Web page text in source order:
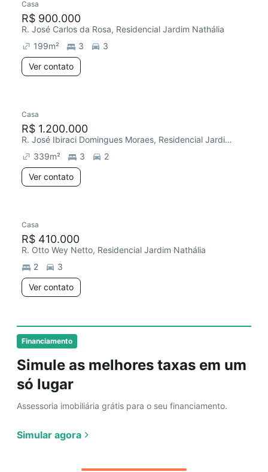
Financiamento
Simule as melhores taxas em um
só lugar
Assessoria imobiliária grátis para o seu financiamento.
Simular agora
Casa
R$ 900.000
R. José Carlos da Rosa, Residencial Jardim Nathália
199m² 3
3
Ver contato
Casa
R$ 1.200.000
R. José Ibiraci Domingues Moraes, Residencial Jardim Nathália
339m² 3
2
Ver contato
Chegou este mês
Casa
R$ 410.000
R. Otto Wey Netto, Residencial Jardim Nathália
2
3
Ver contato